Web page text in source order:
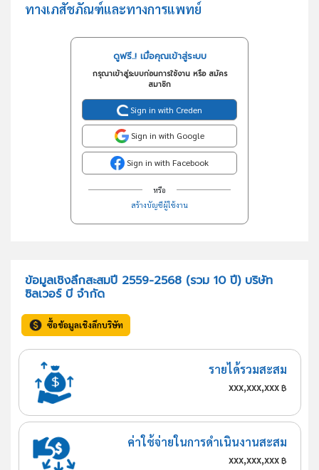
ทางเภสัชภัณฑ์และทางการแพทย์
ดูฟรี..! เมื่อคุณเข้าสู่ระบบ
กรุณาเข้าสู่ระบบก่อนการใช้งาน หรือ สมัคร
สมาชิก
Sign in with Creden
Sign in with Google
Sign in with Facebook
หรือ
สร้างบัญชีผู้ใช้งาน
ข้อมูลเชิงลึกสะสมปี 2559-2568 (รวม 10 ปี) บริษัท
ซิลเวอร์ บี จำกัด
ซื้อข้อมูลเชิงลึกบริษัท
รายได้รวมสะสม
xxx,xxx,xxx฿
ค่าใช้จ่ายในการดำเนินงานสะสม
xxx,xxx,xxx฿